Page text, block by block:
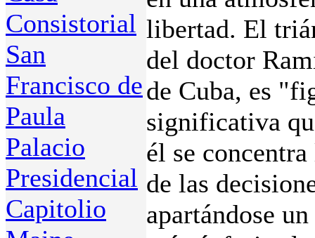
Consistorial
San
Francisco de
Paula
Palacio
Presidencial
Capitolio
libertad. El
del doctor
de Cuba, es
significativa
él se
de las
apartándose